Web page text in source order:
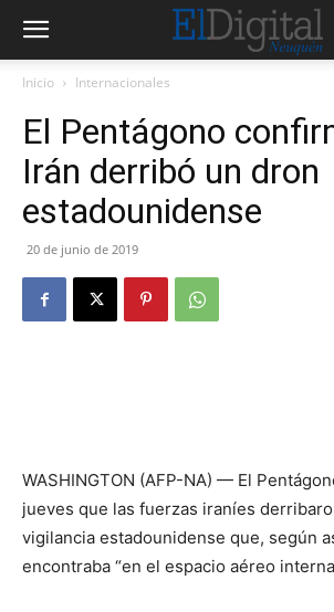
Inicio Internacionales
El Pentágono
Irán derribó un dron
estadounidense
20 de junio de 2019
WASHINGTON (AFP-NA) — El
jueves que las fuerzas iraníes
vigilancia estadounidense que, según
encontraba “en el espacio aéreo